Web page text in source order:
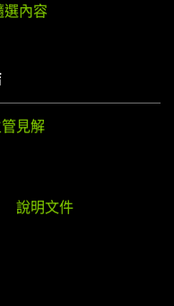
選內容
見解
說明文件